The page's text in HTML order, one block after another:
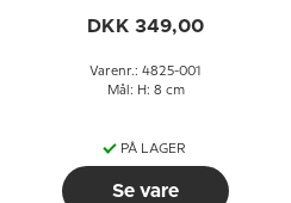
DKK 349,00
Varenr.: 4825-001
Mål: H: 8 cm
PÅ LAGER
Se vare